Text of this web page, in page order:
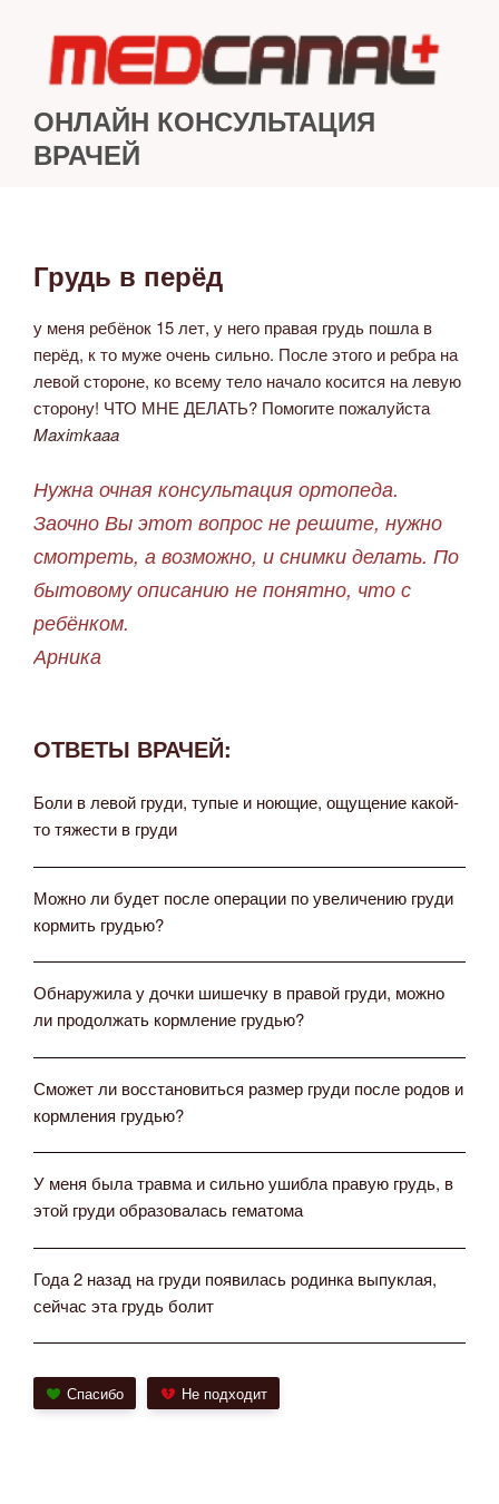
содержимому
ОНЛАЙН КОНСУЛЬТАЦИЯ
ВРАЧЕЙ
ОПУБЛИКОВАНО
Грудь в перёд
у меня ребёнок 15 лет, у него правая грудь пошла в
перёд, к то муже очень сильно. После этого и ребра на
левой стороне, ко всему тело начало косится на левую
сторону! ЧТО МНЕ ДЕЛАТЬ? Помогите пожалуйста
Maximkaaa
Нужна очная консультация ортопеда.
Заочно Вы этот вопрос не решите, нужно
смотреть, а возможно, и снимки делать. По
бытовому описанию не понятно, что с
ребёнком.
Арника
ОТВЕТЫ ВРАЧЕЙ:
Боли в левой груди, тупые и ноющие, ощущение какой-
то тяжести в груди
Можно ли будет после операции по увеличению груди
кормить грудью?
Обнаружила у дочки шишечку в правой груди, можно
ли продолжать кормление грудью?
Сможет ли восстановиться размер груди после родов и
кормления грудью?
У меня была травма и сильно ушибла правую грудь, в
этой груди образовалась гематома
Года 2 назад на груди появилась родинка выпуклая,
сейчас эта грудь болит
Спасибо Не подходит